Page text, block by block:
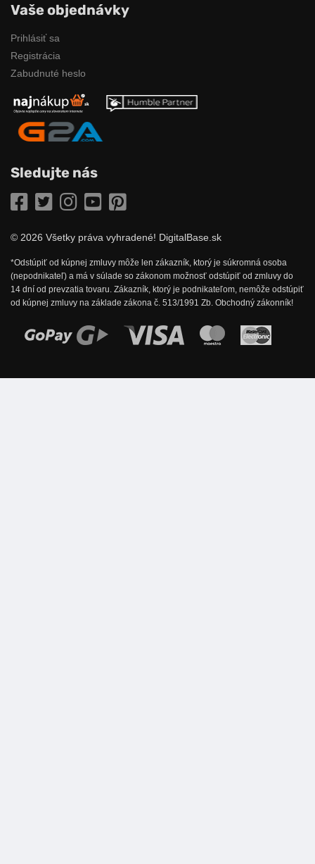
Vaše objednávky
Prihlásiť sa
Registrácia
Zabudnuté heslo
Sledujte nás
Facebook
TwitterInstagramYouTube
© 2026 Všetky práva vyhradené! DigitalBase.sk
*Odstúpiť od kúpnej zmluvy môže len zákazník, ktorý je súkromná osoba
(nepodnikateľ) a má v súlade so zákonom možnosť odstúpiť od zmluvy do
14 dní od prevzatia tovaru. Zákazník, ktorý je podnikateľom, nemôže odstúpiť
od kúpnej zmluvy na základe zákona č. 513/1991 Zb. Obchodný zákonník!
Možnosti online platby